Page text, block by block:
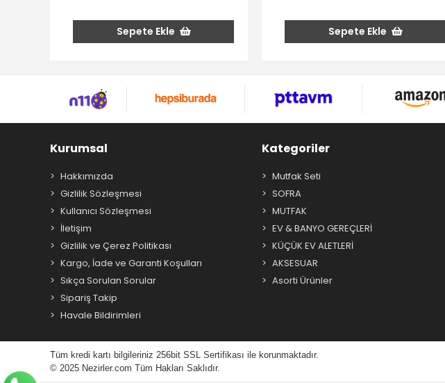
Sepete Ekle Sepete Ekle
Kurumsal
Hakkımızda
Gizlilik Sözleşmesi
Kullanıcı Sözleşmesi
İletişim
Gizlilik ve Çerez Politikası
Kargo, İade ve Garanti Koşulları
Sıkça Sorulan Sorular
Sipariş Takip
Havale Bildirimleri
Kategoriler
Mutfak Seti
SOFRA
MUTFAK
EV & BANYO GEREÇLERİ
KÜÇÜK EV ALETLERİ
AKSESUAR
Asorti Ürünler
Tüm kredi kartı bilgileriniz 256bit SSL Sertifikası ile korunmaktadır.
© 2025 Nezirler.com Tüm Hakları Saklıdır.